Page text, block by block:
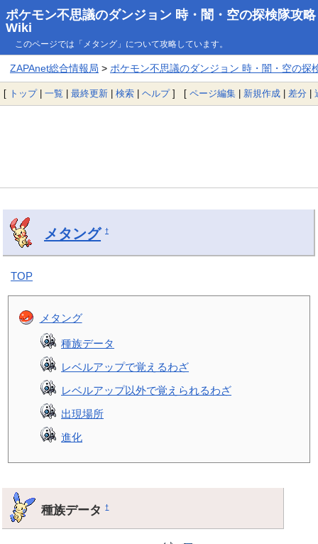
ポケモン不思議のダンジョン 時・闇・空の探検隊攻略
Wiki
このページでは「メタング」について攻略しています。
ZAPAnet総合情報局 > ポケモン不思議のダンジョン 時・闇・空の探
[ トップ| 一覧 | 最終更新 | 検索 | ヘルプ] [ ページ編集 | 新規作成 | 差分 |
メタング †
TOP
メタング
種族データ
レベルアップで覚えるわざ
レベルアップ以外で覚えられるわざ
出現場所
進化
種族データ†